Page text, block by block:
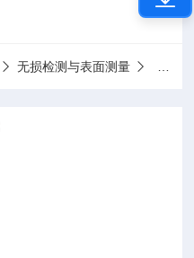
无损检测与表面测量